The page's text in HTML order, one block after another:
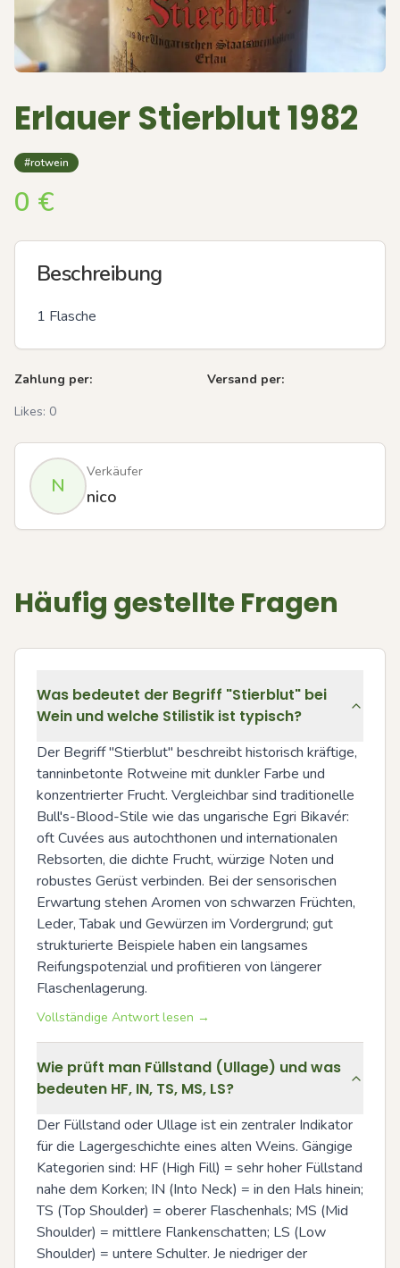
Erlauer Stierblut 1982
#rotwein
0 €
Beschreibung
1 Flasche
Zahlung per:
Versand per:
Likes: 0
N
Verkäufer
nico
Häufig gestellte Fragen
Was bedeutet der Begriff "Stierblut" bei
Wein und welche Stilistik ist typisch?
Der Begriff "Stierblut" beschreibt historisch kräftige,
tanninbetonte Rotweine mit dunkler Farbe und
konzentrierter Frucht. Vergleichbar sind traditionelle
Bull's-Blood-Stile wie das ungarische Egri Bikavér:
oft Cuvées aus autochthonen und internationalen
Rebsorten, die dichte Frucht, würzige Noten und
robustes Gerüst verbinden. Bei der sensorischen
Erwartung stehen Aromen von schwarzen Früchten,
Leder, Tabak und Gewürzen im Vordergrund; gut
strukturierte Beispiele haben ein langsames
Reifungspotenzial und profitieren von längerer
Flaschenlagerung.
Vollständige Antwort lesen →
Wie prüft man Füllstand (Ullage) und was
bedeuten HF, IN, TS, MS, LS?
Der Füllstand oder Ullage ist ein zentraler Indikator
für die Lagergeschichte eines alten Weins. Gängige
Kategorien sind: HF (High Fill) = sehr hoher Füllstand
nahe dem Korken; IN (Into Neck) = in den Hals hinein;
TS (Top Shoulder) = oberer Flaschenhals; MS (Mid
Shoulder) = mittlere Flankenschatten; LS (Low
Shoulder) = untere Schulter. Je niedriger der